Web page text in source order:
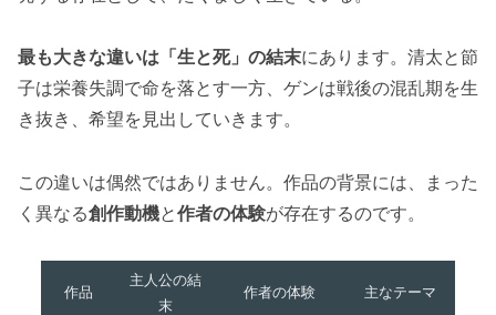
最も大きな違いは「生と死」の結末にあります。清太と節
子は栄養失調で命を落とす一方、ゲンは戦後の混乱期を生
き抜き、希望を見出していきます。
この違いは偶然ではありません。作品の背景には、まった
く異なる創作動機と作者の体験が存在するのです。
作品
主人公の結
末
作者の体験 主なテーマ